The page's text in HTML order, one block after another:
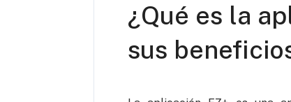
¿Qué es la
sus